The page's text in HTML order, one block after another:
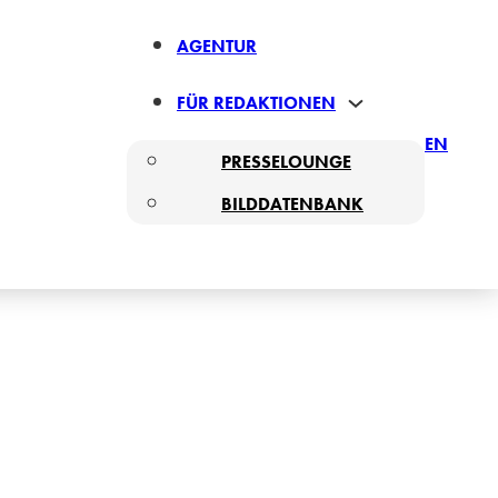
AGENTUR
FÜR REDAKTIONEN
PRESSELOUNGE
BILDDATENBANK
EN